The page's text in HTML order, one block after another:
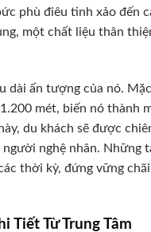
phù điêu tinh xảo đến
một chất liệu thân
ấn tượng của nó.
mét, biến nó thành
du khách sẽ được
nghệ nhân. Những
thời kỳ, đứng vững
Từ Trung Tâm